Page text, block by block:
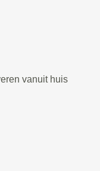
vanuit huis